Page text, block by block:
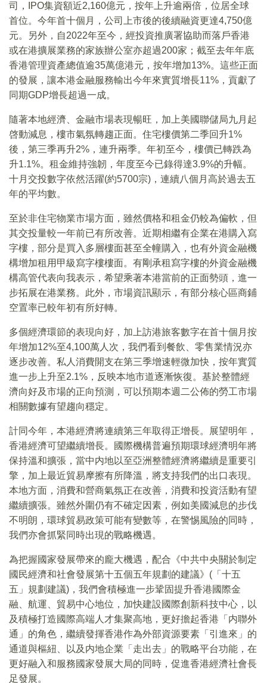
司，IPO集資額近2,160億元，按年上升逾兩倍，位居全球
首位。今年首十個月，公司上市後的後續融資更達4,750億
元。另外，自2022年至今，經投資推廣署協助而落戶香港
或在港擴展業務的家族辦公室亦超過200家；截至去年年底
香港管理資產總值逾35萬億港元，按年增加13%。這些正面
的發展，讓本港金融服務輸出今年來實質增長11%，貢獻了
同期GDP增長超過一成。
隨著本地經濟、金融市場表現暢旺，加上美國聯儲局九月起
啓動減息，樓市氣氛轉趨正面。住宅樓價第二季回升1%
後，第三季再升2%，連升兩季。年初至今，樓價已轉跌為
升1.1%。租金維持強韌，年度至今已錄得達3.9%的升幅。
十月交投數字依然活躍(約5700宗)，連續八個月高於過去五
年的平均數。
至於非住宅物業市場方面，雖然價格和租金仍較為偏軟，但
其交投量較一年前已有所改善。近期相繼有企業在港購入寫
字樓，部分是買入多層樓面甚至全幢購入，也有外資金融機
構增加租用甲級寫字樓樓面。有剛承租寫字樓的外資金融機
構高管代表向我表示，希望乘著本港當前的正面勢頭，進一
步拓展在港業務。此外，市場資訊顯示，有部分核心區商鋪
空置率已較年初有所好轉。
多個經濟環節的表現向好，加上訪港旅客數字在首十個月按
年增加12%至4,100萬人次，我們看到餐飲、零售業情況亦
逐步改善。私人消費開支在第三季增速輕微加快，按年實質
進一步上升至2.1%，反映本地市道逐漸恢復。基於整體經
濟向好及市場的正向預測，可以預期本週二公佈的勞工市場
相關數據有望趨向穩定。
計同今年，本港經濟將連續第三年取得正增長。展望明年，
香港經濟可望繼續增長。國際機構普遍預期環球經濟明年將
保持溫和擴張，當中内地以至亞洲整體經濟將繼續是重要引
擎，加上最近貿易摩擦有所降溫，將支持我們的出口表現。
本地方面，消費和營商氣氛正在改善，消費和投資活動有望
繼續擴張。雖然外圍仍有不確定因素，例如美國減息的步伐
不明朗，環球貿易政策可能有變數等，在警惕風險的同時，
我們亦會抓緊同時出現的戰略機遇。
為把握國家發展帶來的龐大機遇，配合《中共中央關於制定
國民經濟和社會發展第十五個五年規劃的建議》(「十五
五」規劃建議)，我們會積極進一步鞏固提升香港國際金
融、航運、貿易中心地位，加快建設國際創新科技中心，以
及積極打造國際高端人才集聚高地，更好擔起香港「内聯外
通」的角色，繼續發揮香港作為外部資源要素「引進來」的
通道與樞紐、以及内地企業「走出去」的戰略平台功能，在
更好融入和服務國家發展大局的同時，促進香港經濟社會長
足發展。